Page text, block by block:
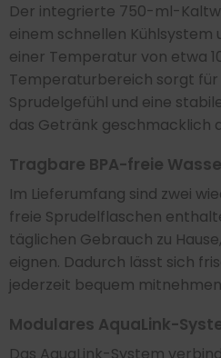
Der integrierte 750-ml-
einem schnellen Kühlsystem
einer Temperatur von etwa
Temperaturbereich sorgt
Sprudelgefühl und eine
das Getränk geschmacklich
Tragbare BPA-freie
Im Lieferumfang sind zwei
freie Sprudelflaschen
täglichen Gebrauch zu
eignen. Dadurch lässt sich
jederzeit bequem
Modulares AquaLink-